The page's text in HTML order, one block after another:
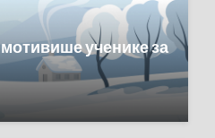
ученике за